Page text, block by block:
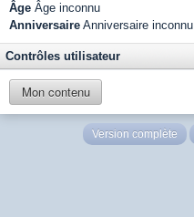
Âge Âge inconnu
Anniversaire Anniversaire inconnu
Contrôles utilisateur
Mon contenu
Version complète